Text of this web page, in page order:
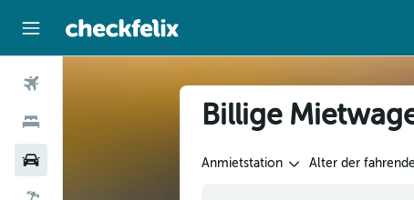
Billige
Anmietstation Alter der